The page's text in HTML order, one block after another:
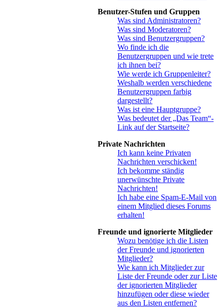
Benutzer-Stufen und Gruppen
Was sind Administratoren?
Was sind Moderatoren?
Was sind Benutzergruppen?
Wo finde ich die
Benutzergruppen und wie trete
ich ihnen bei?
Wie werde ich Gruppenleiter?
Weshalb werden verschiedene
Benutzergruppen farbig
dargestellt?
Was ist eine Hauptgruppe?
Was bedeutet der „Das Team“-
Link auf der Startseite?
Private Nachrichten
Ich kann keine Privaten
Nachrichten verschicken!
Ich bekomme ständig
unerwünschte Private
Nachrichten!
Ich habe eine Spam-E-Mail von
einem Mitglied dieses Forums
erhalten!
Freunde und ignorierte Mitglieder
Wozu benötige ich die Listen
der Freunde und ignorierten
Mitglieder?
Wie kann ich Mitglieder zur
Liste der Freunde oder zur Liste
der ignorierten Mitglieder
hinzufügen oder diese wieder
aus den Listen entfernen?